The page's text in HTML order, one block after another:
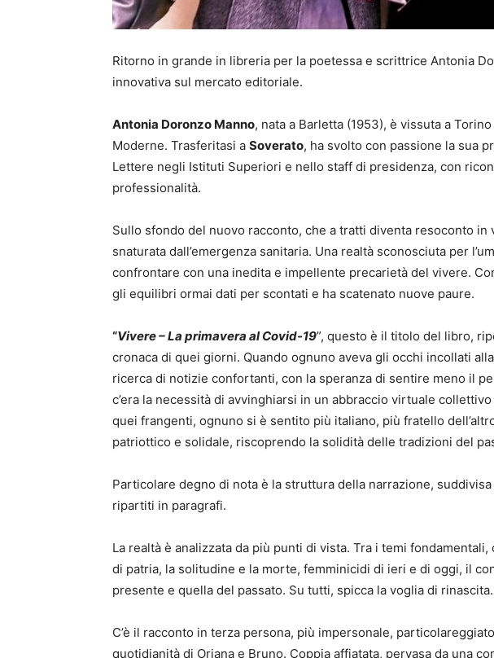
Ritorno in grande in libreria per la poetessa e scrittrice Antonia
innovativa sul mercato editoriale.
Antonia Doronzo Manno, nata a Barletta (1953), è vissuta a
Moderne. Trasferitasi a Soverato, ha svolto con passione la sua
Lettere negli Istituti Superiori e nello staff di presidenza, con
professionalità.
Sullo sfondo del nuovo racconto, che a tratti diventa resoconto in
snaturata dall’emergenza sanitaria. Una realtà sconosciuta per
confrontare con una inedita e impellente precarietà del vivere.
gli equilibri ormai dati per scontati e ha scatenato nuove paure.
“Vivere – La primavera al Covid-19”, questo è il titolo del libro,
cronaca di quei giorni. Quando ognuno aveva gli occhi incollati
ricerca di notizie confortanti, con la speranza di sentire meno il
c’era la necessità di avvinghiarsi in un abbraccio virtuale collettivo
quei frangenti, ognuno si è sentito più italiano, più fratello
patriottico e solidale, riscoprendo la solidità delle tradizioni del
Particolare degno di nota è la struttura della narrazione,
ripartiti in paragrafi.
La realtà è analizzata da più punti di vista. Tra i temi
di patria, la solitudine e la morte, femminicidi di ieri e di oggi, il
presente e quella del passato. Su tutti, spicca la voglia di rinascita.
C’è il racconto in terza persona, più impersonale,
quotidianità di Oriana e Bruno. Coppia affiatata, pervasa da una